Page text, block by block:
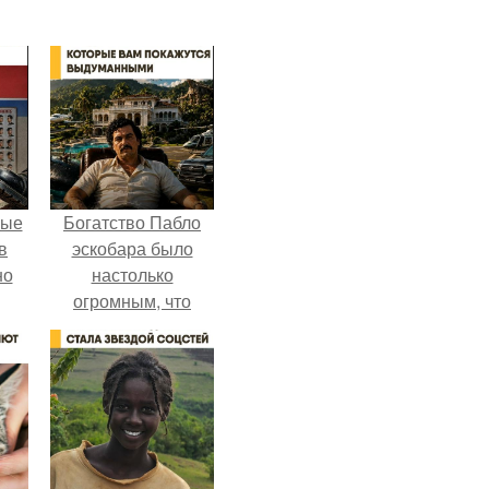
Богатство Пабло
эскобара было
настолько
огромным, что
многие истории о
нём звучат как
вымысел.